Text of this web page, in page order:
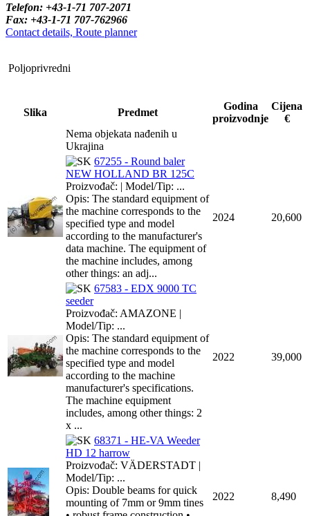
Telefon: +43-1-71 707-2071
Fax: +43-1-71 707-762966
Contact details, Route planner
Poljoprivredni
Slika Predmet
Godina
proizvodnje
Cijena
€
Nema objekata nađenih u
Ukrajina
67255 - Round baler
NEW HOLLAND BR 125C
Proizvođač: | Model/Tip: ...
Opis: The standard equipment of
the machine corresponds to the
specified type and model
according to the manufacturer's
data machine. The equipment of
the machine includes, among
other things: an adj...
2024 20,600
67583 - EDX 9000 TC
seeder
Proizvođač: AMAZONE |
Model/Tip: ...
Opis: The standard equipment of
the machine corresponds to the
specified type and model
according to the machine
manufacturer's specifications.
The machine equipment
includes, among other things: 2
x ...
2022 39,000
68371 - HE-VA Weeder
HD 12 harrow
Proizvođač: VÄDERSTADT |
Model/Tip: ...
Opis: Double beams for quick
mounting of 7mm or 9mm tines
2022 8,490